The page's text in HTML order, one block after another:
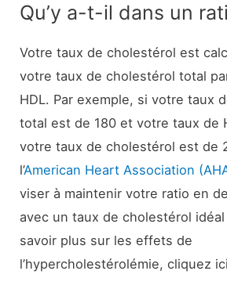
Qu’y a-t-il dans un
Votre taux de cholestérol est
votre taux de cholestérol total
HDL. Par exemple, si votre taux
total est de 180 et votre taux de
votre taux de cholestérol est de
l’American Heart Association
viser à maintenir votre ratio en
avec un taux de cholestérol
savoir plus sur les effets de
l’hypercholestérolémie, cliquez